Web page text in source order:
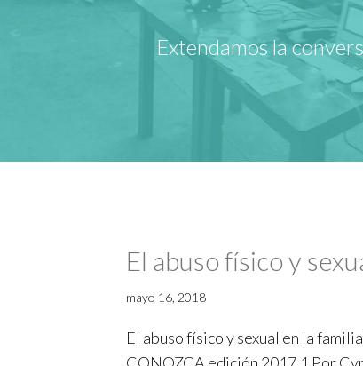
Extendamos la
El abuso físico y
mayo 16, 2018
El abuso físico y sexual en la